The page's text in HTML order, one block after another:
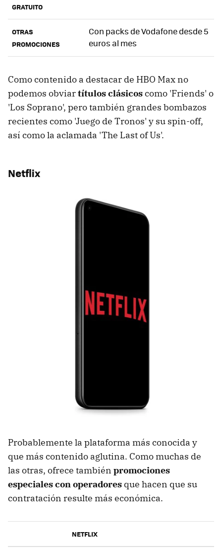
GRATUITO
OTRAS
PROMOCIONES
Con packs de Vodafone desde 5
euros al mes
Como contenido a destacar de HBO Max no
podemos obviartítulos clásicoscomo 'Friends' o
'Los Soprano', pero también grandes bombazos
recientes como 'Juego de Tronos' y su spin-off,
así como la aclamada 'The Last of Us'.
Netflix
Probablemente la plataforma más conocida y
que más contenido aglutina. Como muchas de
las otras, ofrece también promociones
especiales con operadores que hacen que su
contratación resulte más económica.
NETFLIX